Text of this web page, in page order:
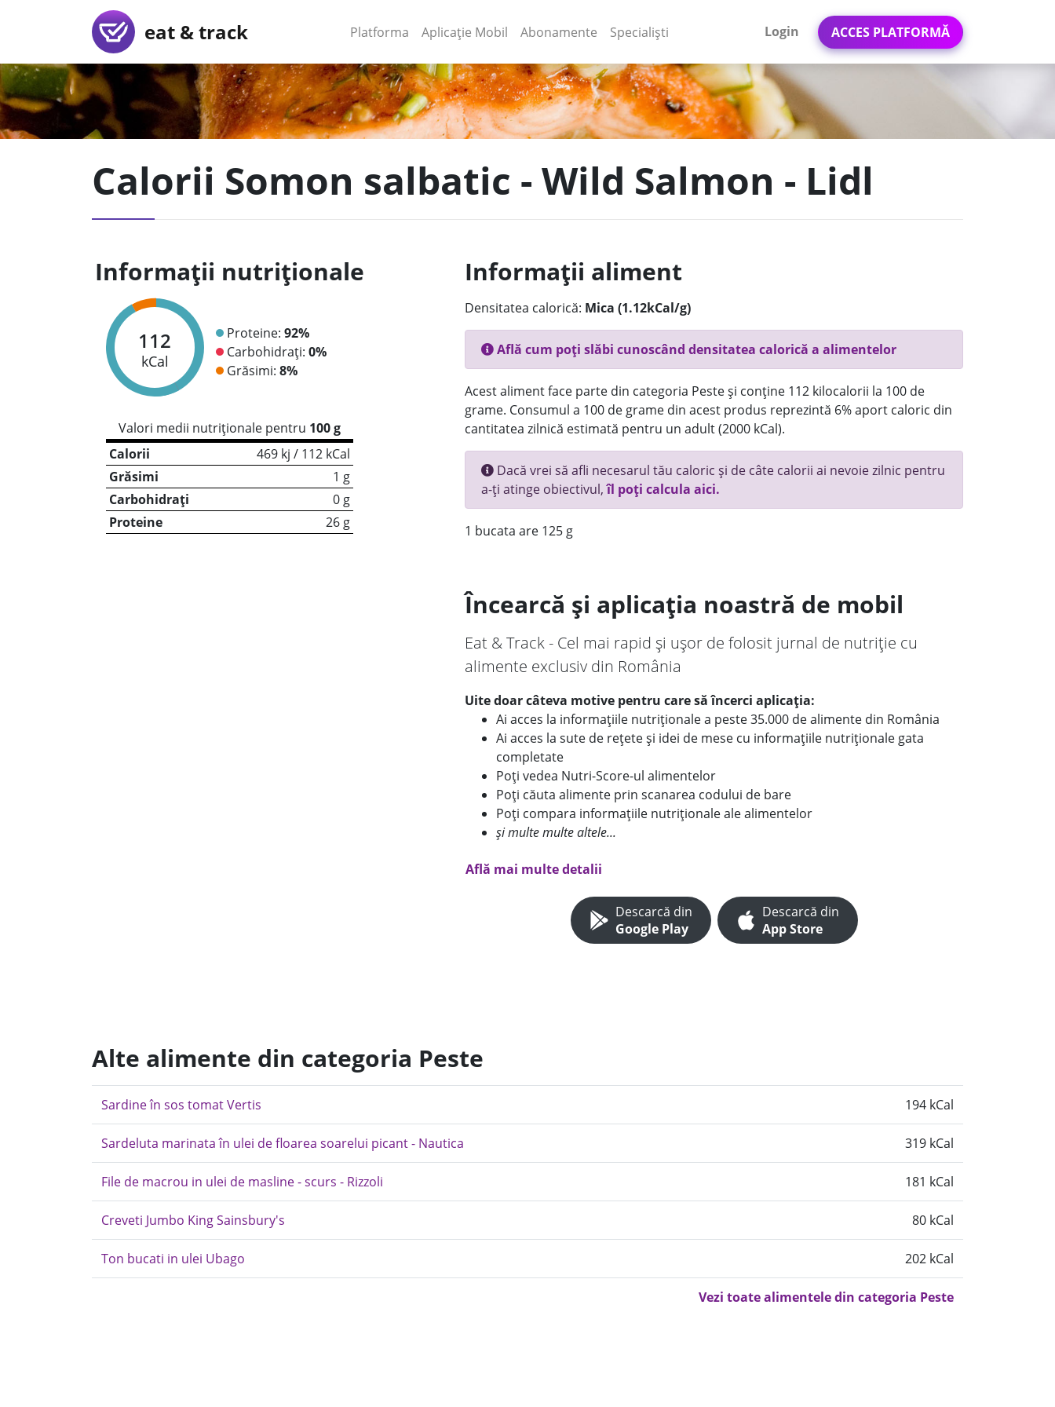
eat & track Platforma (current)
Aplicație Mobil (current)
Abonamente Specialiști Login ACCES PLATFORMĂ
Calorii Somon salbatic - Wild Salmon - Lidl
Informații nutriționale
112
kCal
Proteine: 92%
Carbohidrați: 0%
Grăsimi: 8%
Valori medii nutriționale pentru 100 g
Calorii
469 kj / 112 kCal
Grăsimi
1 g
Carbohidrați
0 g
Proteine
26 g
Informații aliment
Densitatea calorică: Mica (1.12kCal/g)
Află cum poți slăbi cunoscând densitatea calorică a alimentelor
Acest aliment face parte din categoria Peste și conține 112 kilocalorii la 100 de
grame. Consumul a 100 de grame din acest produs reprezintă 6% aport caloric din
cantitatea zilnică estimată pentru un adult (2000 kCal).
Dacă vrei să afli necesarul tău caloric și de câte calorii ai nevoie zilnic pentru
a-ți atinge obiectivul,îl poți calcula aici.
1 bucata are 125 g
Încearcă și aplicația noastră de mobil
Eat & Track - Cel mai rapid și ușor de folosit jurnal de nutriție cu
alimente exclusiv din România
Uite doar câteva motive pentru care să încerci aplicația:
Ai acces la informațiile nutriționale a peste 35.000 de alimente din România
Ai acces la sute de rețete și idei de mese cu informațiile nutriționale gata
completate
Poți vedea Nutri-Score-ul alimentelor
Poți căuta alimente prin scanarea codului de bare
Poți compara informațiile nutriționale ale alimentelor
și multe multe altele...
Află mai multe detalii
Descarcă din
Google Play
Descarcă din
App Store
Alte alimente din categoria Peste
Sardine în sos tomat Vertis 194 kCal
Sardeluta marinata în ulei de floarea soarelui picant - Nautica 319 kCal
File de macrou in ulei de masline - scurs - Rizzoli 181 kCal
Creveti Jumbo King Sainsbury's 80 kCal
Ton bucati in ulei Ubago 202 kCal
Vezi toate alimentele din categoria Peste